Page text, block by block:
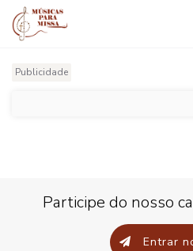
Publicidade
Participe do nosso
Entrar